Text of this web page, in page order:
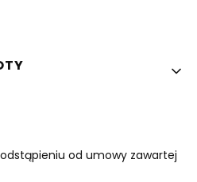
od umowy zawartej